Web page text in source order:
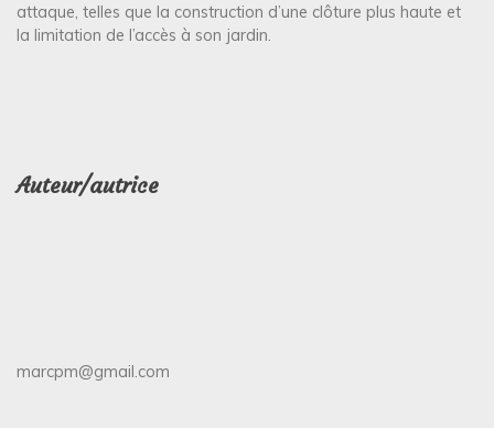
attaque, telles que la construction d’une clôture plus haute et
la limitation de l’accès à son jardin.
Auteur/autrice
marcpm@gmail.com